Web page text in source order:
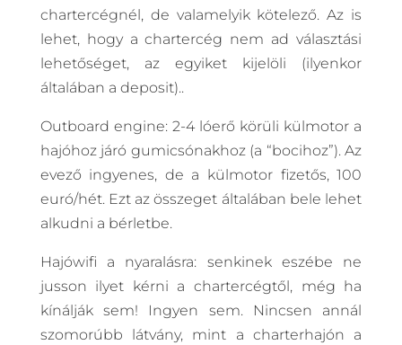
chartercégnél, de valamelyik kötelező. Az is
lehet, hogy a chartercég nem ad választási
lehetőséget, az egyiket kijelöli (ilyenkor
általában a deposit)..
Outboard engine: 2-4 lóerő körüli külmotor a
hajóhoz járó gumicsónakhoz (a “bocihoz”). Az
evező ingyenes, de a külmotor fizetős, 100
euró/hét. Ezt az összeget általában bele lehet
alkudni a bérletbe.
Hajówifi a nyaralásra: senkinek eszébe ne
jusson ilyet kérni a chartercégtől, még ha
kínálják sem! Ingyen sem. Nincsen annál
szomorúbb látvány, mint a charterhajón a